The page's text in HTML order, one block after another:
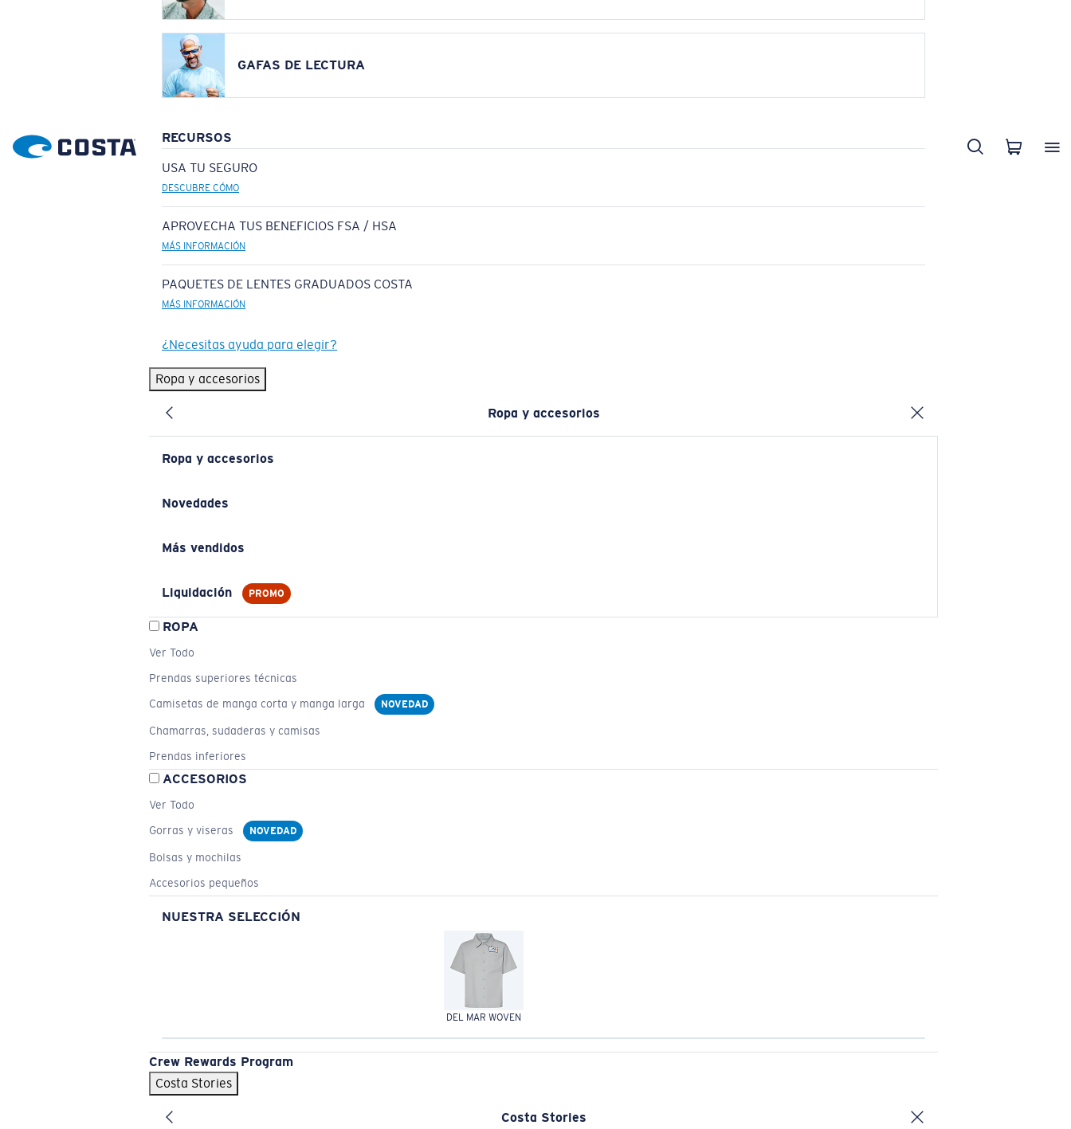
GAFAS DE LECTURA
RECURSOS
USA TU SEGURO
DESCUBRE CÓMO
APROVECHA TUS BENEFICIOS FSA / HSA
MÁS INFORMACIÓN
PAQUETES DE LENTES GRADUADOS COSTA
MÁS INFORMACIÓN
¿Necesitas ayuda para elegir?
Ropa y accesorios
Ropa y accesorios
Ropa y accesorios
Novedades
Más vendidos
Liquidación PROMO
ROPA
Ver Todo
Prendas superiores técnicas
Camisetas de manga corta y manga larga
NOVEDAD
Chamarras, sudaderas y camisas
Prendas inferiores
ACCESORIOS
Ver Todo
Gorras y viseras
NOVEDAD
Bolsas y mochilas
Accesorios pequeños
NUESTRA SELECCIÓN
DEL MAR WOVEN
Crew Rewards Program
Costa Stories
Costa Stories